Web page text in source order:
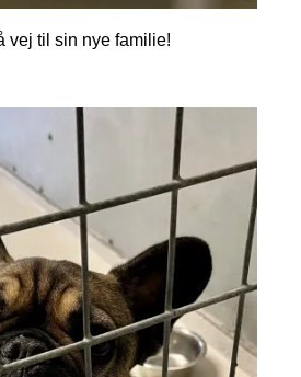
vej til sin nye familie!